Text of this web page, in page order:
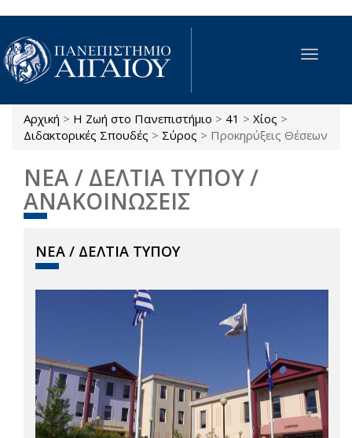
Παράκαμψη προς το κυρίως περιεχόμενο
Toggle
Είστε εδώ
Αρχική > Η Ζωή στο Πανεπιστήμιο > 41 > Χίος >
Διδακτορικές Σπουδές > Σύρος > Προκηρύξεις Θέσεων
ΝΕΑ / ΔΕΛΤΙΑ ΤΥΠΟΥ /
ΑΝΑΚΟΙΝΩΣΕΙΣ
ΝΕΑ / ΔΕΛΤΙΑ ΤΥΠΟΥ